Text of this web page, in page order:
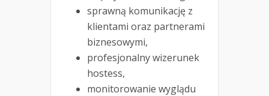
sprawną komunikację z
klientami oraz partnerami
biznesowymi,
profesjonalny wizerunek
hostess,
monitorowanie wyglądu